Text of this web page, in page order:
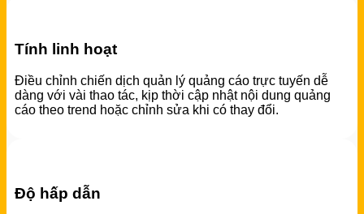
Tính linh hoạt
Điều chỉnh chiến dịch quản lý quảng cáo trực tuyến dễ
dàng với vài thao tác, kịp thời cập nhật nội dung quảng
cáo theo trend hoặc chỉnh sửa khi có thay đổi.
Độ hấp dẫn